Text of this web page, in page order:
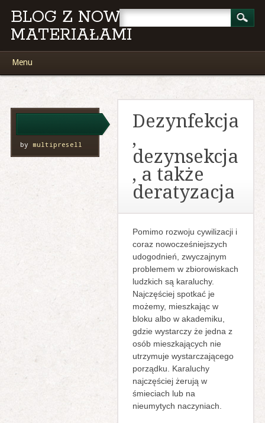
BLOG Z NOWYMI
MATERIAŁAMI
Main menu
to
Menu
by multipresell
Dezynfekcja
,
dezynsekcja
, a także
deratyzacja
Pomimo rozwoju cywilizacji i
coraz nowocześniejszych
udogodnień, zwyczajnym
problemem w zbiorowiskach
ludzkich są karaluchy.
Najczęściej spotkać je
możemy, mieszkając w
bloku albo w akademiku,
gdzie wystarczy że jedna z
osób mieszkających nie
utrzymuje wystarczającego
porządku. Karaluchy
najczęściej żerują w
śmieciach lub na
nieumytych naczyniach.